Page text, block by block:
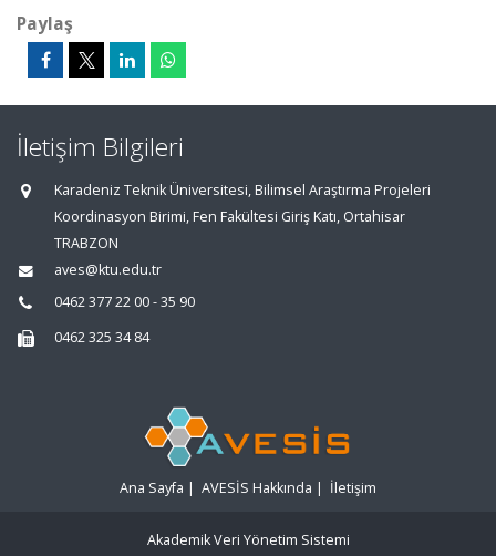
Paylaş
İletişim Bilgileri
Karadeniz Teknik Üniversitesi, Bilimsel Araştırma Projeleri
Koordinasyon Birimi, Fen Fakültesi Giriş Katı, Ortahisar
TRABZON
aves@ktu.edu.tr
0462 377 22 00 - 35 90
0462 325 34 84
Ana Sayfa | AVESİS Hakkında | İletişim
Akademik Veri Yönetim Sistemi